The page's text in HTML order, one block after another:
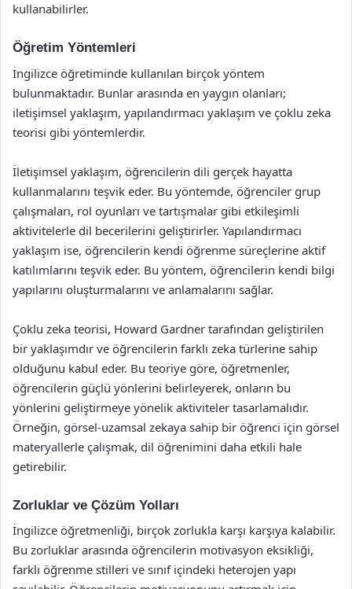
kullanabilirler.
Öğretim Yöntemleri
İngilizce öğretiminde kullanılan birçok yöntem
bulunmaktadır. Bunlar arasında en yaygın olanları;
iletişimsel yaklaşım, yapılandırmacı yaklaşım ve çoklu zeka
teorisi gibi yöntemlerdir.
İletişimsel yaklaşım, öğrencilerin dili gerçek hayatta
kullanmalarını teşvik eder. Bu yöntemde, öğrenciler grup
çalışmaları, rol oyunları ve tartışmalar gibi etkileşimli
aktivitelerle dil becerilerini geliştirirler. Yapılandırmacı
yaklaşım ise, öğrencilerin kendi öğrenme süreçlerine aktif
katılımlarını teşvik eder. Bu yöntem, öğrencilerin kendi bilgi
yapılarını oluşturmalarını ve anlamalarını sağlar.
Çoklu zeka teorisi, Howard Gardner tarafından geliştirilen
bir yaklaşımdır ve öğrencilerin farklı zeka türlerine sahip
olduğunu kabul eder. Bu teoriye göre, öğretmenler,
öğrencilerin güçlü yönlerini belirleyerek, onların bu
yönlerini geliştirmeye yönelik aktiviteler tasarlamalıdır.
Örneğin, görsel-uzamsal zekaya sahip bir öğrenci için görsel
materyallerle çalışmak, dil öğrenimini daha etkili hale
getirebilir.
Zorluklar ve Çözüm Yolları
İngilizce öğretmenliği, birçok zorlukla karşı karşıya kalabilir.
Bu zorluklar arasında öğrencilerin motivasyon eksikliği,
farklı öğrenme stilleri ve sınıf içindeki heterojen yapı